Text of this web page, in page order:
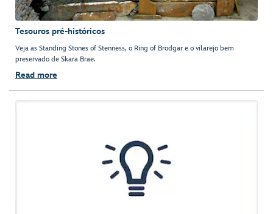
Tesouros pré-históricos
Veja as Standing Stones of Stenness, o Ring of Brodgar e o vilarejo bem
preservado de Skara Brae.
Read more